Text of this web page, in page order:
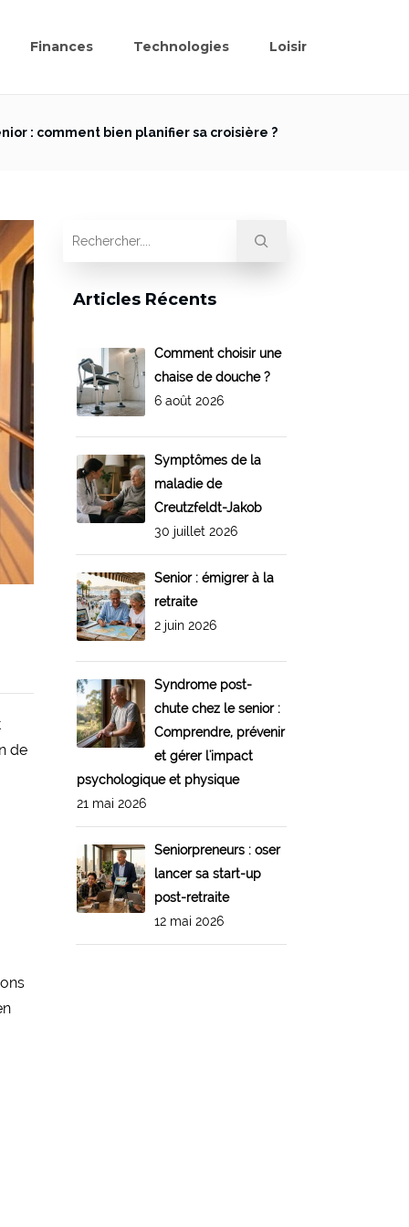
Finances Technologies Loisir
: comment bien planifier sa croisière ?
de
Articles Récents
Comment choisir une
chaise de douche ?
6 août 2026
Symptômes de la
maladie de
Creutzfeldt-Jakob
30 juillet 2026
Senior : émigrer à la
retraite
2 juin 2026
Syndrome post-
chute chez le senior :
Comprendre, prévenir
et gérer l'impact
psychologique et physique
21 mai 2026
Seniorpreneurs : oser
lancer sa start-up
post-retraite
12 mai 2026